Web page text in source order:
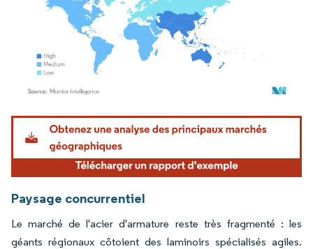
Image © Mordor Intelligence. La réutilisation nécessite une attribution sous CC BY
Paysage concurrentiel
Le marché de l'acier d'armature reste très fragmenté : les
géants régionaux côtoient des laminoirs spécialisés agiles.